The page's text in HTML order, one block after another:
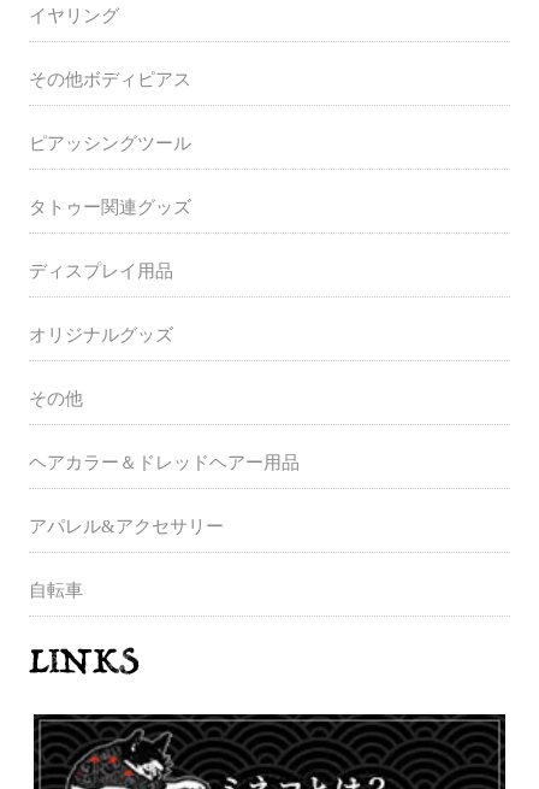
イヤリング
その他ボディピアス
ピアッシングツール
タトゥー関連グッズ
ディスプレイ用品
オリジナルグッズ
その他
ヘアカラー＆ドレッドヘアー用品
アパレル&アクセサリー
自転車